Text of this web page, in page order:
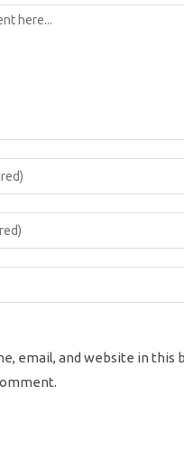
email, and website in this